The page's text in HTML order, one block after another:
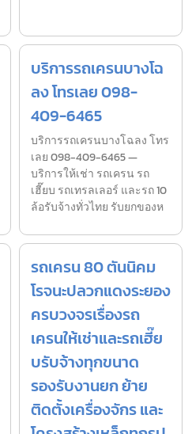
บริการรถเครนบางโฉ
ลง โทรเลย 098-
409-6465
บริการรถเครนบางโฉลง โทร
เลย 098-409-6465 —
บริการให้เช่า รถเครน รถ
เฮี๊ยบ รถเทรลเลอร์ และรถ 10
ล้อรับจ้างทั่วไทย รับยกของห
รถเครน 80 ตันนิคม
โรจนะปลวกแดงระยอง
ครบวงจรเรื่องรถ
เครนให้เช่าและรถเฮี๊ย
บรับจ้างทุกขนาด
รองรับงานยก ย้าย
ติดตั้งเครื่องจักร และ